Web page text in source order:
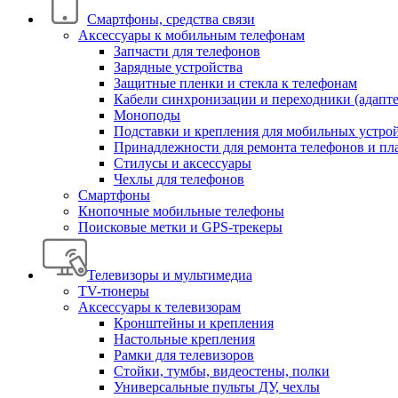
Смартфоны, средства связи
Аксессуары к мобильным телефонам
Запчасти для телефонов
Зарядные устройства
Защитные пленки и стекла к телефонам
Кабели синхронизации и переходники
Моноподы
Подставки и крепления для мобильных
Принадлежности для ремонта телефонов и
Стилусы и аксессуары
Чехлы для телефонов
Смартфоны
Кнопочные мобильные телефоны
Поисковые метки и GPS-трекеры
Телевизоры и мультимедиа
TV-тюнеры
Аксессуары к телевизорам
Кронштейны и крепления
Настольные крепления
Рамки для телевизоров
Стойки, тумбы, видеостены, полки
Универсальные пульты ДУ, чехлы